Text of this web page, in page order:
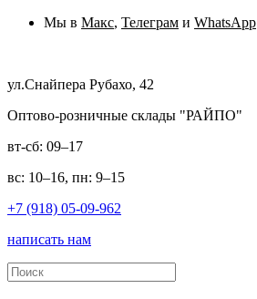
Мы в Макс, Телеграм и WhatsApp
ул.Снайпера Рубахо, 42
Оптово-розничные склады "РАЙПО"
вт-сб: 09–17
вс: 10–16, пн: 9–15
+7 (918) 05-09-962
написать нам